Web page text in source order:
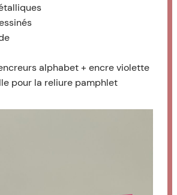
alphabet + encre violette
pour la reliure pamphlet